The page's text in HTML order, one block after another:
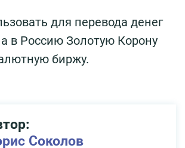
для перевода денег
в Россию Золотую Корону
биржу.
Соколов